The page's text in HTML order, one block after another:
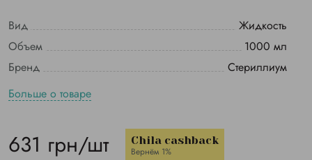
Вид
Жидкость
Объем
1000 мл
Бренд
Стериллиум
Больше о товаре
631 грн/шт Chila cashback
Вернём 1%